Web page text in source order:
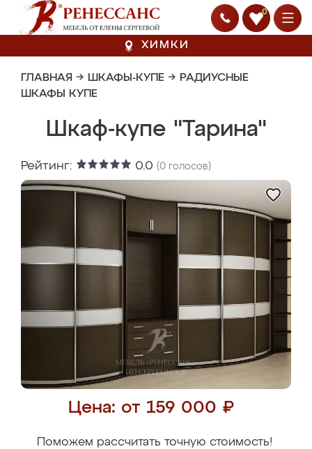
0
ХИМКИ
ГЛАВНАЯ → ШКАФЫ-КУПЕ → РАДИУСНЫЕ
ШКАФЫ КУПЕ
Шкаф-купе "Тарина"
Рейтинг: 0.0 (0 голосов)
Цена: от 159 000 ₽
Поможем рассчитать точную стоимость!